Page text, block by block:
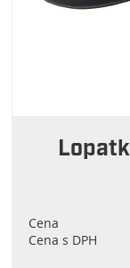
Cena
Cena s DPH